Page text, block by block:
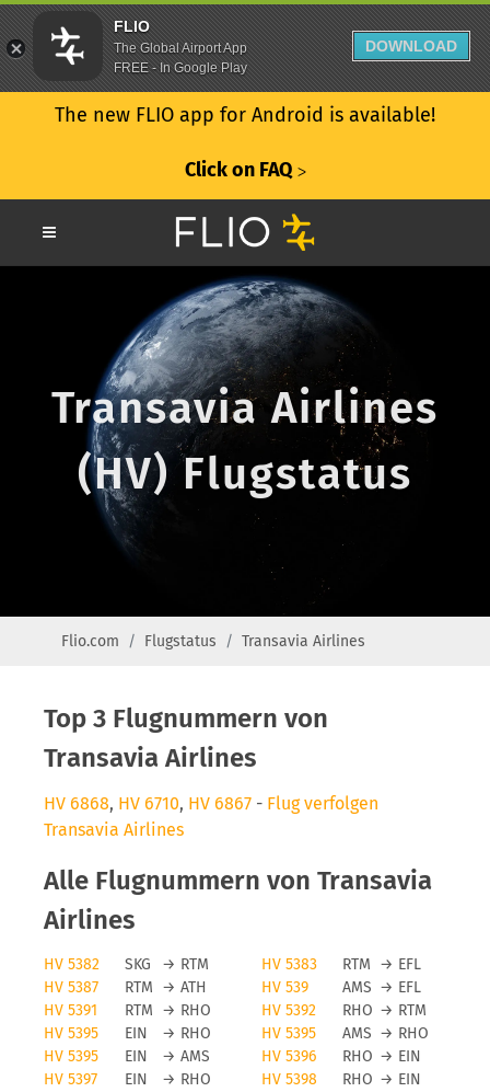
The new FLIO app for Android is available!
Click on FAQ ᐳ
Transavia Airlines
(HV) Flugstatus
Flio.com Flugstatus Transavia Airlines
Top 3 Flugnummern von
Transavia Airlines
HV 6868, HV 6710, HV 6867 - Flug verfolgen
Transavia Airlines
Alle Flugnummern von Transavia
Airlines
HV 5382 SKG → RTM HV 5383 RTM → EFL
HV 5387
RTM → ATH HV 539 AMS → EFL
HV 5391
RTM → RHO HV 5392 RHO → RTM
HV 5395
EIN → RHO HV 5395 AMS → RHO
HV 5395
EIN → AMS HV 5396 RHO → EIN
HV 5397
EIN → RHO HV 5398 RHO → EIN
FLIO
The Global Airport App
FREE - In Google Play
DOWNLOAD